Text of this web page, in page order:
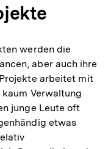
werden die
aber auch ihre
arbeitet mit
Verwaltung
junge Leute oft
etwas